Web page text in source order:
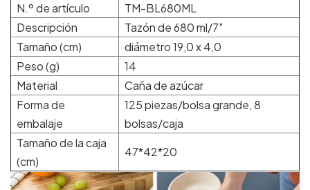
N.º de artículo
TM-BL680ML
Descripción
Tazón de 680 ml/7"
Tamaño (cm)
diámetro 19,0 x 4,0
Peso (g)
14
Material
Caña de azúcar
Forma de
embalaje
125 piezas/bolsa grande, 8
bolsas/caja
Tamaño de la caja
(cm)
47*42*20